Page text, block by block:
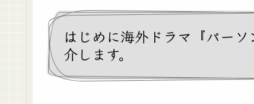
はじめに海外ドラマ『パー
介します。